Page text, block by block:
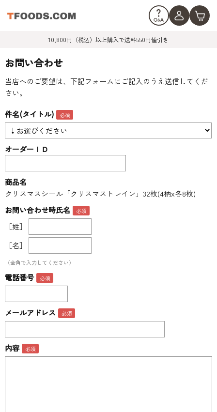
10,800円（税込）以上購入で送料550円値引き
お問い合わせ
当店へのご要望は、下記フォームにご記入のうえ送信してくだ
さい。
件名(タイトル)
オーダーＩＤ
商品名
クリスマスシール「クリスマストレイン」32枚(4柄x各8枚)
お問い合わせ時氏名
［姓］
［名］
（全角で入力してください）
電話番号
メールアドレス
内容